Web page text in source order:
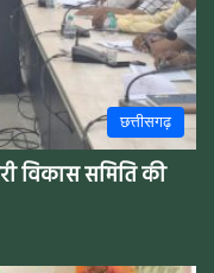
छत्तीसगढ़
विकास समिति की